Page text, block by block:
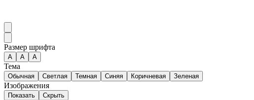
Размер шрифта
А A A
Тема
Обычная Светлая Темная Синяя Коричневая Зеленая
Изображения
Показать Скрыть